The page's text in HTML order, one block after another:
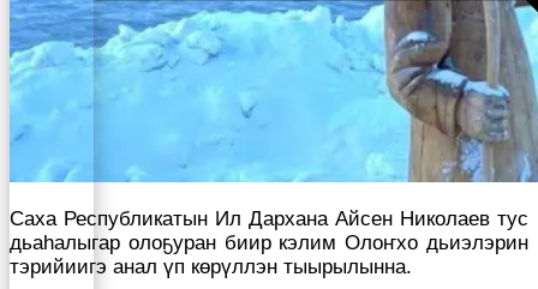
Саха Республикатын Ил Дархана Айсен Николаев тус
дьаһалыгар олоҕуран биир кэлим Олоҥхо дьиэлэрин
тэрийиигэ анал үп көрүллэн тыырылынна.